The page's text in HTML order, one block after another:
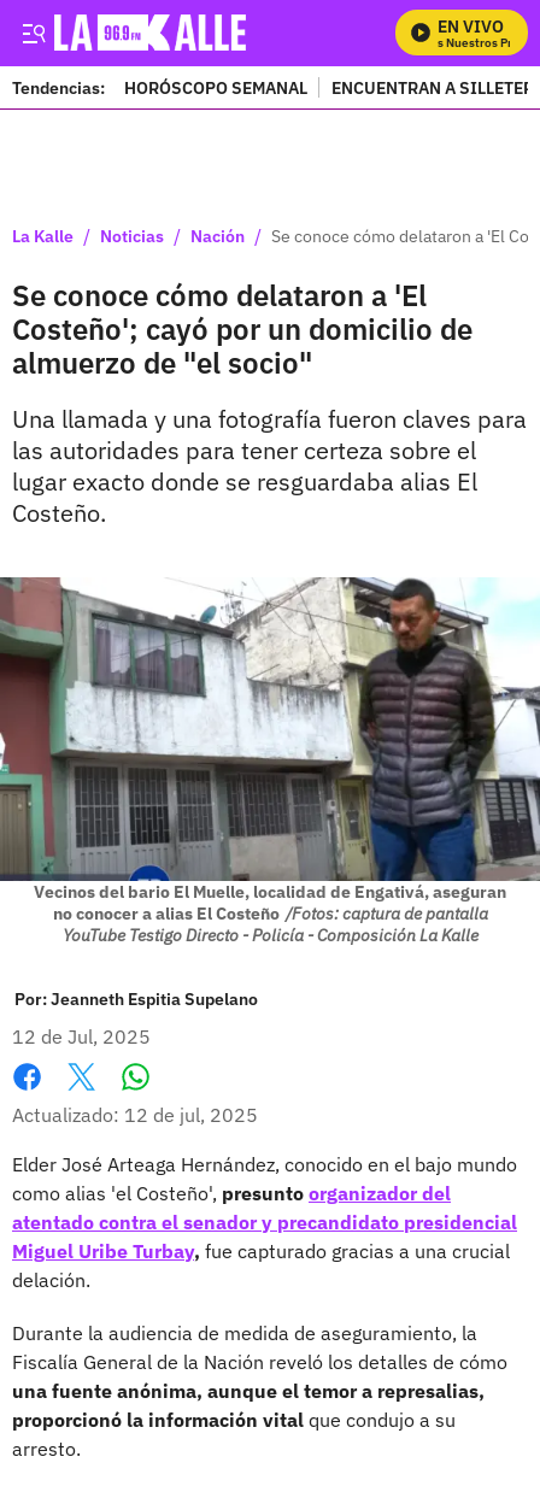
EN VIVO
Mira Todos Nuestros
Tendencias: HORÓSCOPO SEMANAL ENCUENTRAN A
La Kalle / Noticias / Nación / Se conoce cómo delataron a 'El
Se conoce cómo delataron a 'El
Costeño'; cayó por un domicilio de
almuerzo de "el socio"
Una llamada y una fotografía fueron claves para
las autoridades para tener certeza sobre el
lugar exacto donde se resguardaba alias El
Costeño.
Vecinos del bario El Muelle, localidad de Engativá, aseguran
no conocer a alias El Costeño /Fotos: captura de pantalla
YouTube Testigo Directo - Policía - Composición La Kalle
Por:Jeanneth Espitia Supelano
12 de Jul, 2025
Facebook
X
Actualizado: 12 de jul, 2025
Elder José Arteaga Hernández, conocido en el bajo mundo
como alias 'el Costeño', presunto organizador del
atentado contra el senador y precandidato presidencial
Miguel Uribe Turbay, fue capturado gracias a una crucial
delación.
Durante la audiencia de medida de aseguramiento, la
Fiscalía General de la Nación reveló los detalles de cómo
una fuente anónima, aunque el temor a represalias,
proporcionó la información vital que condujo a su
arresto.